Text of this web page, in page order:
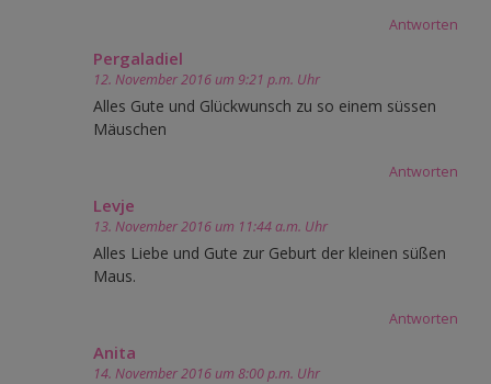
Antworten
Pergaladiel
12. November 2016 um 9:21 p.m. Uhr
Alles Gute und Glückwunsch zu so einem süssen
Mäuschen
Antworten
Levje
13. November 2016 um 11:44 a.m. Uhr
Alles Liebe und Gute zur Geburt der kleinen süßen
Maus.
Antworten
Anita
14. November 2016 um 8:00 p.m. Uhr